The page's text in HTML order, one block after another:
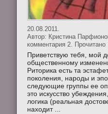
20.08.2011.
Автор: Кристина
комментария 2. Прочитано
Приветствую тебя, мой
общественному
Риторика есть та
поколения, народы и
следующие группы ее
это искусство
логика (реальная
находит ...